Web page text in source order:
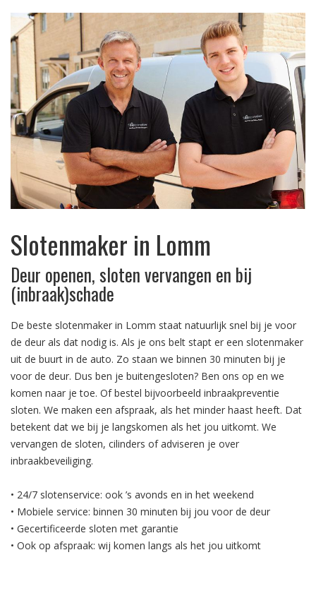
Slotenmaker in Lomm
Deur openen, sloten vervangen en bij
(inbraak)schade
De beste slotenmaker in Lomm staat natuurlijk snel bij je voor
de deur als dat nodig is. Als je ons belt stapt er een slotenmaker
uit de buurt in de auto. Zo staan we binnen 30 minuten bij je
voor de deur. Dus ben je buitengesloten? Ben ons op en we
komen naar je toe. Of bestel bijvoorbeeld inbraakpreventie
sloten. We maken een afspraak, als het minder haast heeft. Dat
betekent dat we bij je langskomen als het jou uitkomt. We
vervangen de sloten, cilinders of adviseren je over
inbraakbeveiliging.
• 24/7 slotenservice: ook ’s avonds en in het weekend
• Mobiele service: binnen 30 minuten bij jou voor de deur
• Gecertificeerde sloten met garantie
• Ook op afspraak: wij komen langs als het jou uitkomt